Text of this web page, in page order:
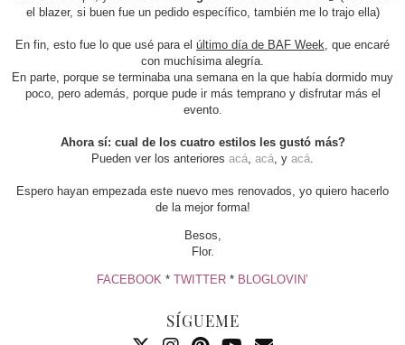
el blazer, si buen fue un pedido específico, también me lo trajo ella)
En fin, esto fue lo que usé para el último día de BAF Week, que encaré
con muchísima alegría.
En parte, porque se terminaba una semana en la que había dormido muy
poco, pero además, porque pude ir más temprano y disfrutar más el
evento.
Ahora sí: cual de los cuatro estilos les gustó más?
Pueden ver los anteriores acá, acá, y acá.
Espero hayan empezada este nuevo mes renovados, yo quiero hacerlo
de la mejor forma!
Besos,
Flor.
FACEBOOK * TWITTER * BLOGLOVIN’
SÍGUEME